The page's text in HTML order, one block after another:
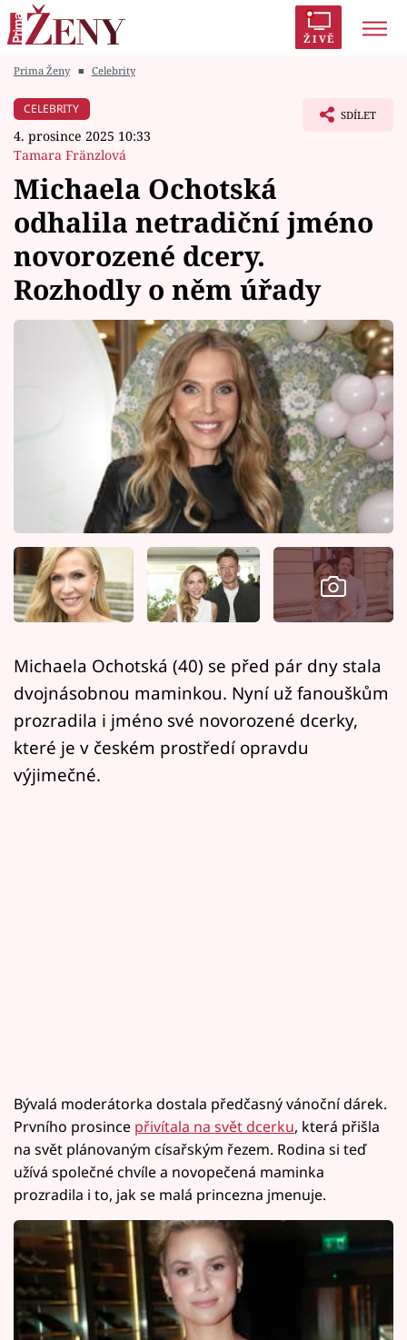
ŽIVĚ
Módní alarm
Témata
Celebrity
Vztahy
Horoskopy
Sledujte prima+
Filmový festival Karlovy Vary
Pořady
Mámy sobě
Sledujte nás
Prima Ženy ■ Celebrity
CELEBRITY
4. prosince 2025 10:33
Tamara Fränzlová
SDÍLET
Michaela Ochotská
odhalila netradiční jméno
novorozené dcery.
Rozhodly o něm úřady
Michaela Ochotská (40) se před pár dny stala
dvojnásobnou maminkou. Nyní už fanouškům
prozradila i jméno své novorozené dcerky,
které je v českém prostředí opravdu
výjimečné.
Bývalá moderátorka dostala předčasný vánoční dárek.
Prvního prosince přivítala na svět dcerku, která přišla
na svět plánovaným císařským řezem. Rodina si teď
užívá společné chvíle a novopečená maminka
prozradila i to, jak se malá princezna jmenuje.